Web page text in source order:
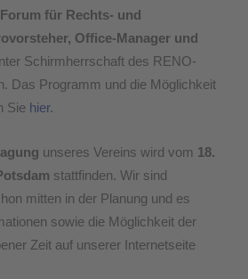
für Rechts- und
Office-Manager und
Schirmherrschaft des RENO-
Das Programm und die Möglichkeit
Sie hier.
unseres Vereins wird vom 18.
stattfinden. Wir sind
mitten in der Planung und es
sowie die Möglichkeit der
Zeit auf unserer Internetseite